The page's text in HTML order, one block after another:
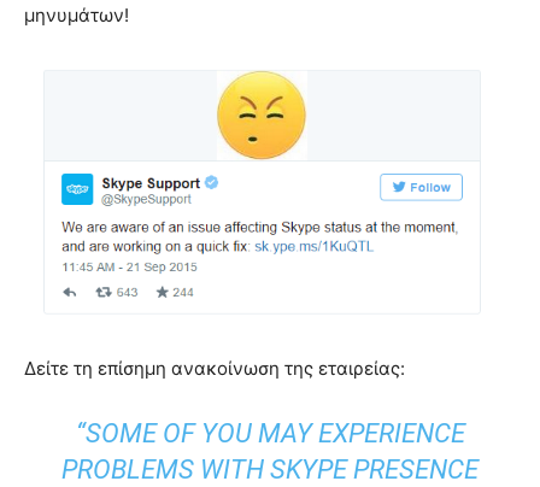
μηνυμάτων!
Δείτε τη επίσημη ανακοίνωση της εταιρείας:
“SOME OF YOU MAY EXPERIENCE
PROBLEMS WITH SKYPE PRESENCE